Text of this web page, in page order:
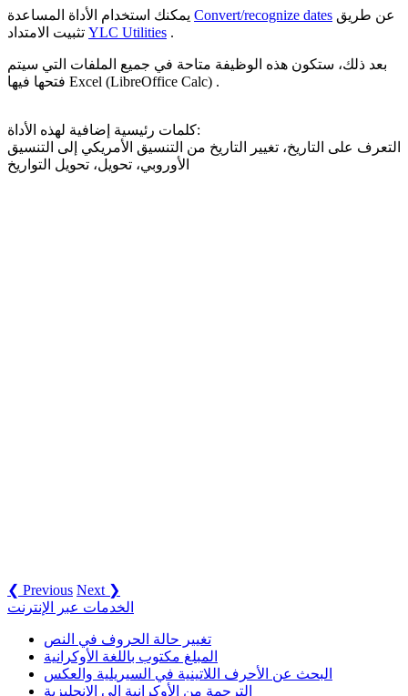
Convert/recognize dates
YLC Utilities .
بعد ذلك، ستكون هذه الوظيفة متاحة في جميع الملفات التي سيتم
فتحها فيها Excel (LibreOffice Calc) .
كلمات رئيسية إضافية لهذه الأداة:
التعرف على التاريخ، تغيير التاريخ من التنسيق الأمريكي إلى التنسيق
الأوروبي، تحويل، تحويل التواريخ
❮ Previous Next ❯
الخدمات عبر الإنترنت
تغيير حالة الحروف في النص
المبلغ مكتوب باللغة الأوكرانية
البحث عن الأحرف اللاتينية في السيريلية والعكس
الترجمة من الأوكرانية إلى الإنجليزية